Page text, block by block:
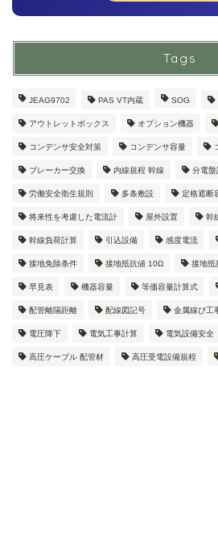
Tags
JEAG9702 PAS VT内蔵 SOG
アウトレットボックス オプション機器
コンデンサ安全対策 コンデンサ容量
ブレーカー交換 内線規程 幹線 分電盤
労働安全衛生規則 多条敷設 定格遮断
将来性を考慮した電流計 屋外設置 幹
幹線負荷計算 引込設備 感度電流
接地免除条件 接地抵抗値 10Ω 接地抵
早見表 機器容量 等価容量計算式
配管離隔距離 配線図記号 金属線ぴ工
電圧降下 電気工事計算 電気設備安全
高圧ケーブル 配管材 高圧受電設備規程